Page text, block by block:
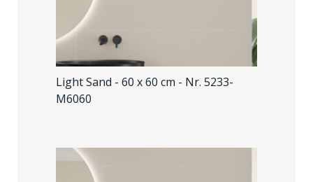
Light Sand - 60 x 60 cm - Nr. 5233-
M6060